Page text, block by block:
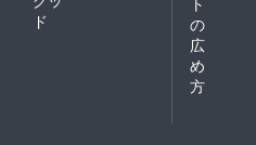
ド
の
広
め
方